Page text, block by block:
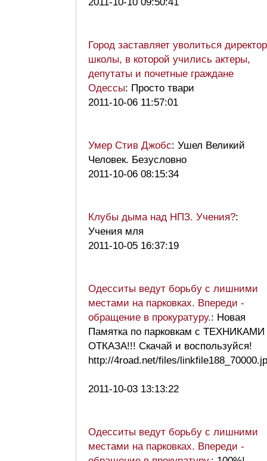
2011-10-10 09:50:41
Город заставляет уволиться
школы, в которой учились актеры,
депутаты и почетные граждане
Одессы: Просто твари
2011-10-06 11:57:01
Умер Стив Джобс: Ушел Великий
Человек. Безусловно
2011-10-06 08:15:34
Клубы дыма над НПЗ. Учения?:
Учения мля
2011-10-05 16:37:19
Одесситы ведут борьбу с лишними
местами на парковках. Впереди -
обращение в прокуратуру.: Новая
Памятка по парковкам с ТЕХНИКАМИ
ОТКАЗА!!! Скачай и воспользуйся!
http://4road.net/files/
2011-10-03 13:13:22
Одесситы ведут борьбу с лишними
местами на парковках. Впереди -